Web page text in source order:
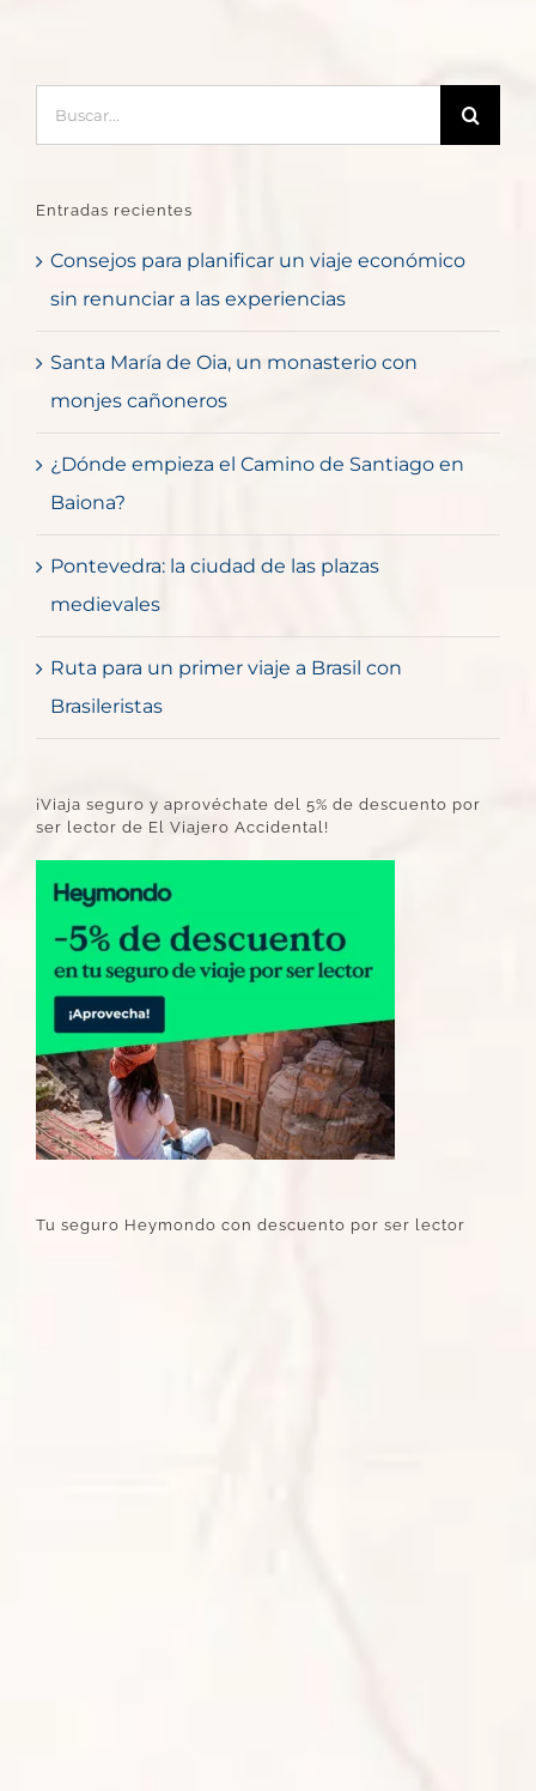
Entradas recientes
Consejos para planificar un viaje económico
sin renunciar a las experiencias
Santa María de Oia, un monasterio con
monjes cañoneros
¿Dónde empieza el Camino de Santiago en
Baiona?
Pontevedra: la ciudad de las plazas
medievales
Ruta para un primer viaje a Brasil con
Brasileristas
¡Viaja seguro y aprovéchate del 5% de descuento por
ser lector de El Viajero Accidental!
Tu seguro Heymondo con descuento por ser lector